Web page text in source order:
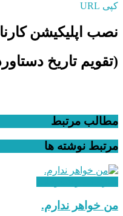
کپی URL
نصب اپلیکیشن
(تقویم تاریخ
مطالب مرتبط
مرتبط نوشته ها
من خواهر ندارم.